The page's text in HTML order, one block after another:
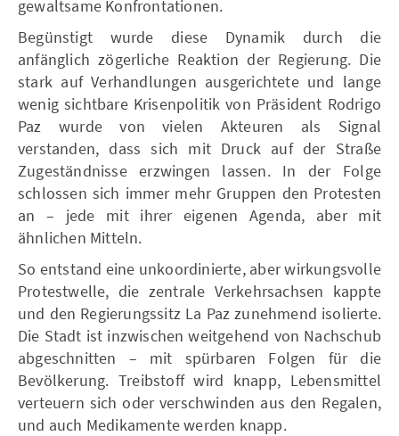
gewaltsame Konfrontationen.
Begünstigt wurde diese Dynamik durch die
anfänglich zögerliche Reaktion der Regierung. Die
stark auf Verhandlungen ausgerichtete und lange
wenig sichtbare Krisenpolitik von Präsident Rodrigo
Paz wurde von vielen Akteuren als Signal
verstanden, dass sich mit Druck auf der Straße
Zugeständnisse erzwingen lassen. In der Folge
schlossen sich immer mehr Gruppen den Protesten
an – jede mit ihrer eigenen Agenda, aber mit
ähnlichen Mitteln.
So entstand eine unkoordinierte, aber wirkungsvolle
Protestwelle, die zentrale Verkehrsachsen kappte
und den Regierungssitz La Paz zunehmend isolierte.
Die Stadt ist inzwischen weitgehend von Nachschub
abgeschnitten – mit spürbaren Folgen für die
Bevölkerung. Treibstoff wird knapp, Lebensmittel
verteuern sich oder verschwinden aus den Regalen,
und auch Medikamente werden knapp.